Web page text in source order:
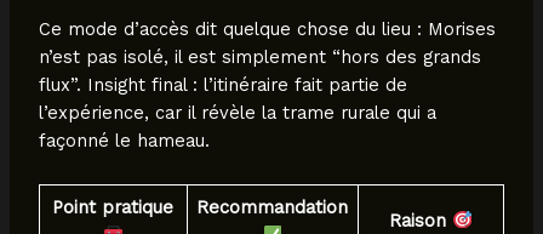
Ce mode d’accès dit quelque chose du lieu : Morises
n’est pas isolé, il est simplement “hors des grands
flux”. Insight final : l’itinéraire fait partie de
l’expérience, car il révèle la trame rurale qui a
façonné le hameau.
Point pratique Recommandation
Raison